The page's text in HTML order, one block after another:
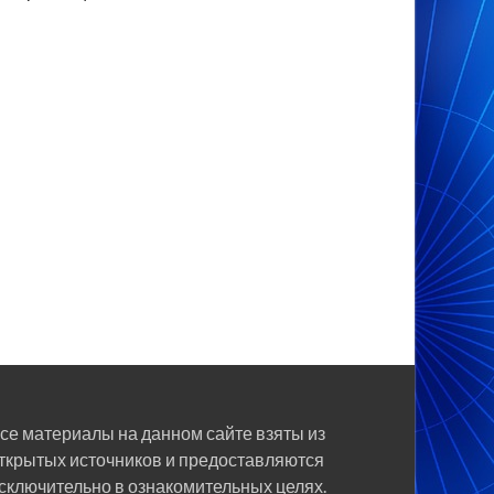
материалы на данном сайте взяты из
источников и предоставляются
в ознакомительных целях.